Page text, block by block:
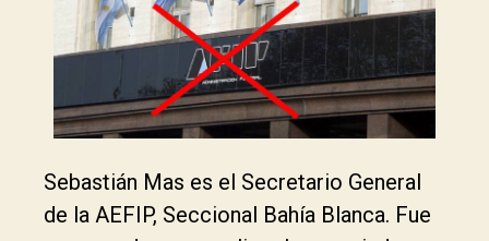
Sebastián Mas es el Secretario General
de la AEFIP, Seccional Bahía Blanca. Fue